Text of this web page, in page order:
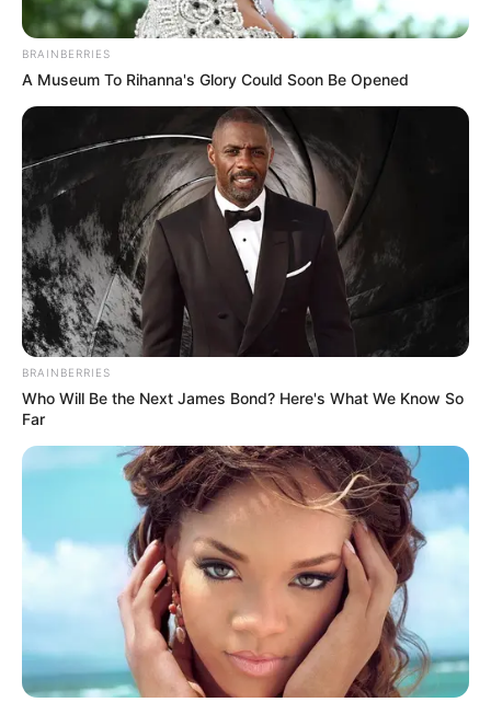
BRAINBERRIES
A Museum To Rihanna's Glory Could Soon Be Opened
BRAINBERRIES
Who Will Be the Next James Bond? Here's What We Know So
Far